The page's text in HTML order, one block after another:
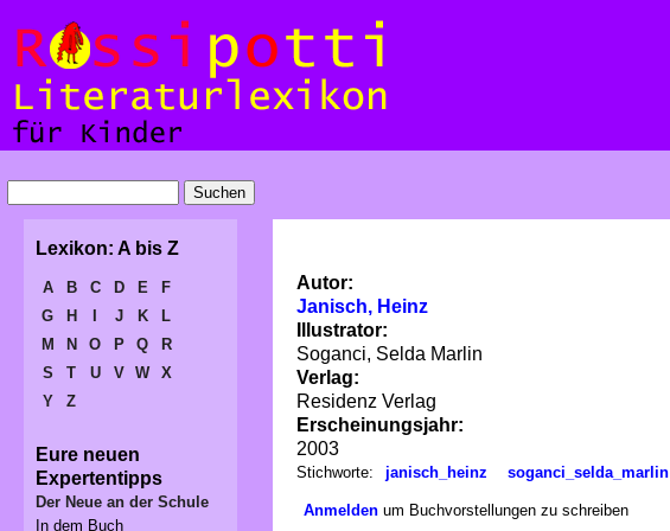
Autor:
Janisch, Heinz
Illustrator:
Soganci, Selda Marlin
Verlag:
Residenz Verlag
Erscheinungsjahr:
2003
Stichworte: janisch_heinz soganci_selda_marlin
Anmelden um Buchvorstellungen zu schreiben
Lexikon: A bis Z
A B C D E
F
G
H J K
L
M
N O P Q
R
S
T U V W
X
Y
Z
Eure neuen
Expertentipps
Der Neue an der Schule
In dem Buch